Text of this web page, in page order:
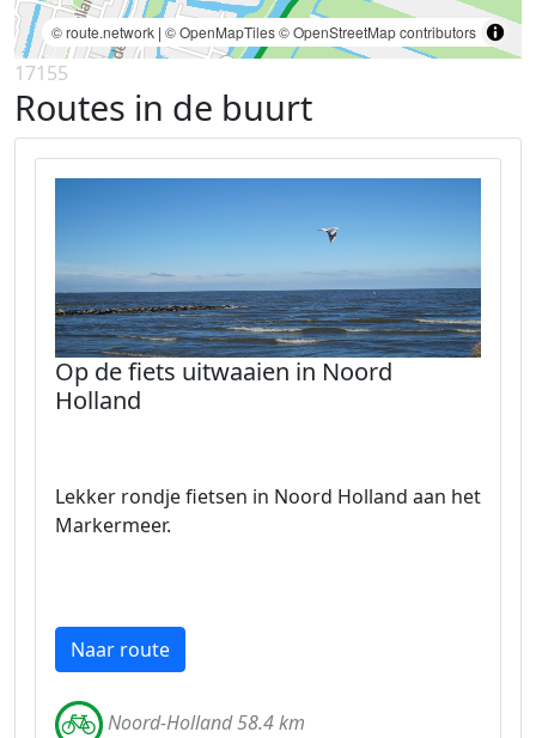
© route.network | © OpenMapTiles© OpenStreetMap contributors
17155
Routes in de buurt
Op de fiets uitwaaien in Noord
Holland
Lekker rondje fietsen in Noord Holland aan het
Markermeer.
Naar route
Noord-Holland 58.4 km